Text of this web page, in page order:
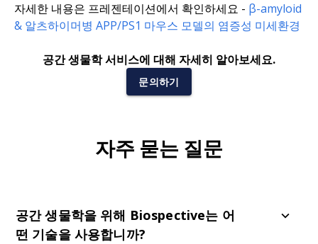
자세한 내용은 프레젠테이션에서 확인하세요 - β-amyloid
& 알츠하이머병 APP/PS1 마우스 모델의 염증성 미세환경
공간 생물학 서비스에 대해 자세히 알아보세요.
문의하기
자주 묻는 질문
공간 생물학을 위해 Biospective는 어
떤 기술을 사용합니까?